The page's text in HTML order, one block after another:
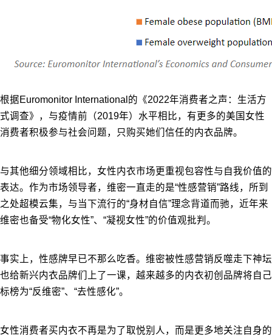
根据Euromonitor International的《2022年消费者之声：生活方
式调查》，与疫情前（2019年）水平相比，有更多的美国女性
消费者积极参与社会问题，只购买她们信任的内衣品牌。
与其他细分领域相比，女性内衣市场更重视包容性与自我价值的
表达。作为市场领导者，维密一直走的是“性感营销”路线，所到
之处超模云集，与当下流行的“身材自信”理念背道而驰，近年来
维密也备受“物化女性”、“凝视女性”的价值观批判。
事实上，性感牌早已不那么吃香。维密被性感营销反噬走下神坛
也给新兴内衣品牌们上了一课，越来越多的内衣初创品牌将自己
标榜为“反维密”、“去性感化”。
女性消费者买内衣不再是为了取悦别人，而是更多地关注自身的